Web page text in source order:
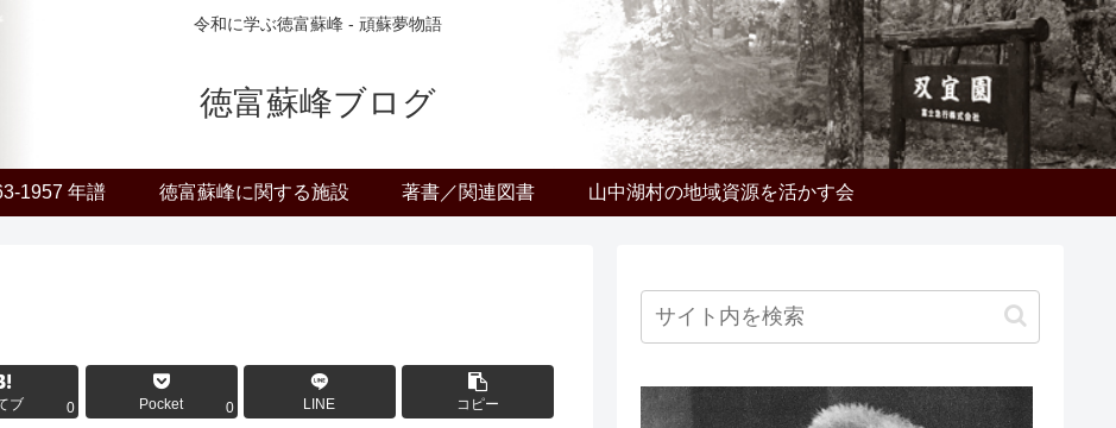
令和に学ぶ徳富蘇峰 - 頑蘇夢物語
徳富蘇峰ブログ
1957 年譜 徳富蘇峰に関する施設 著書／関連図書 山中湖村の地域資源を活かす会
ブ 0 Pocket 0 LINE コピー